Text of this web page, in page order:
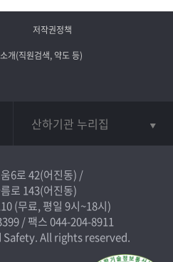
저작권정책
개(직원검색, 약도 등)
산하기관 누리집
6로 42(어진동) /
로 143(어진동)
(무료, 평일 9시~18시)
/ 팩스 044-204-8911
All rights reserved.